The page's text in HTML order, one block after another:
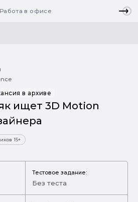
Работа в офисе
в архиве
ищет 3D Motion
15+
Тестовое задание:
Без теста